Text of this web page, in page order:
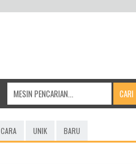
CARA UNIK BARU